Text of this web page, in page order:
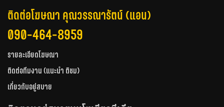
ติดต่อโฆษณา คุณวรรณารัตน์ (แอน)
090-464-8959
รายละเอียดโฆษณา
ติดต่อทีมงาน (แนะนำ ติชม)
เกี่ยวกับอยู่สบาย